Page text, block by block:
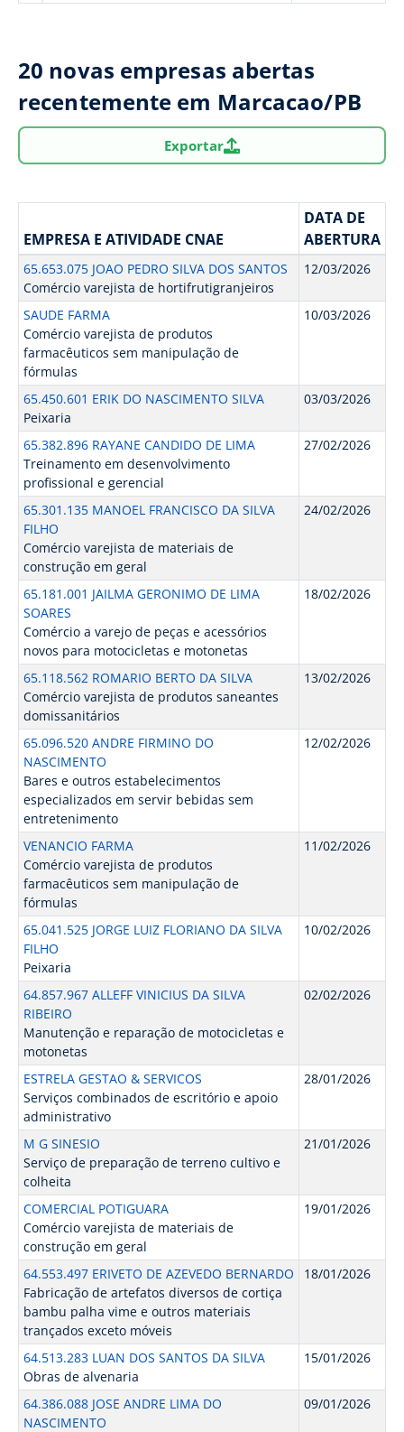
20 novas empresas abertas
recentemente em Marcacao/PB
Exportar
EMPRESA E ATIVIDADE CNAE
DATA DE
ABERTURA
65.653.075 JOAO PEDRO SILVA DOS SANTOS
Comércio varejista de hortifrutigranjeiros
12/03/2026
SAUDE FARMA
Comércio varejista de produtos
farmacêuticos sem manipulação de
fórmulas
10/03/2026
65.450.601 ERIK DO NASCIMENTO SILVA
Peixaria
03/03/2026
65.382.896 RAYANE CANDIDO DE LIMA
Treinamento em desenvolvimento
profissional e gerencial
27/02/2026
65.301.135 MANOEL FRANCISCO DA SILVA
FILHO
Comércio varejista de materiais de
construção em geral
24/02/2026
65.181.001 JAILMA GERONIMO DE LIMA
SOARES
Comércio a varejo de peças e acessórios
novos para motocicletas e motonetas
18/02/2026
65.118.562 ROMARIO BERTO DA SILVA
Comércio varejista de produtos saneantes
domissanitários
13/02/2026
65.096.520 ANDRE FIRMINO DO
NASCIMENTO
Bares e outros estabelecimentos
especializados em servir bebidas sem
entretenimento
12/02/2026
VENANCIO FARMA
Comércio varejista de produtos
farmacêuticos sem manipulação de
fórmulas
11/02/2026
65.041.525 JORGE LUIZ FLORIANO DA SILVA
FILHO
Peixaria
10/02/2026
64.857.967 ALLEFF VINICIUS DA SILVA
RIBEIRO
Manutenção e reparação de motocicletas e
motonetas
02/02/2026
ESTRELA GESTAO & SERVICOS
Serviços combinados de escritório e apoio
administrativo
28/01/2026
M G SINESIO
Serviço de preparação de terreno cultivo e
colheita
21/01/2026
COMERCIAL POTIGUARA
Comércio varejista de materiais de
construção em geral
19/01/2026
64.553.497 ERIVETO DE AZEVEDO BERNARDO
Fabricação de artefatos diversos de cortiça
bambu palha vime e outros materiais
trançados exceto móveis
18/01/2026
64.513.283 LUAN DOS SANTOS DA SILVA
Obras de alvenaria
15/01/2026
64.386.088 JOSE ANDRE LIMA DO
NASCIMENTO
09/01/2026